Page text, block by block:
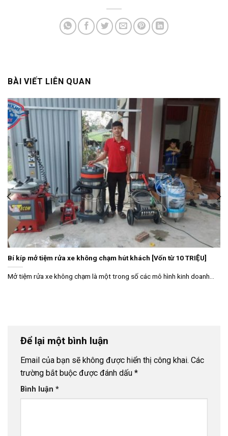
BÀI VIẾT LIÊN QUAN
Bí kíp mở tiệm rửa xe không chạm hút khách [Vốn từ 10 TRIỆU]
Mở tiệm rửa xe không chạm là một trong số các mô hình kinh doanh...
Để lại một bình luận
Email của bạn sẽ không được hiển thị công khai. Các
trường bắt buộc được đánh dấu *
Bình luận *